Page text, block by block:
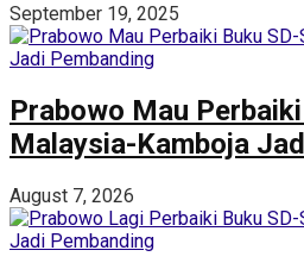
September 19, 2025
Prabowo Mau
Malaysia-Kamboja
August 7, 2026